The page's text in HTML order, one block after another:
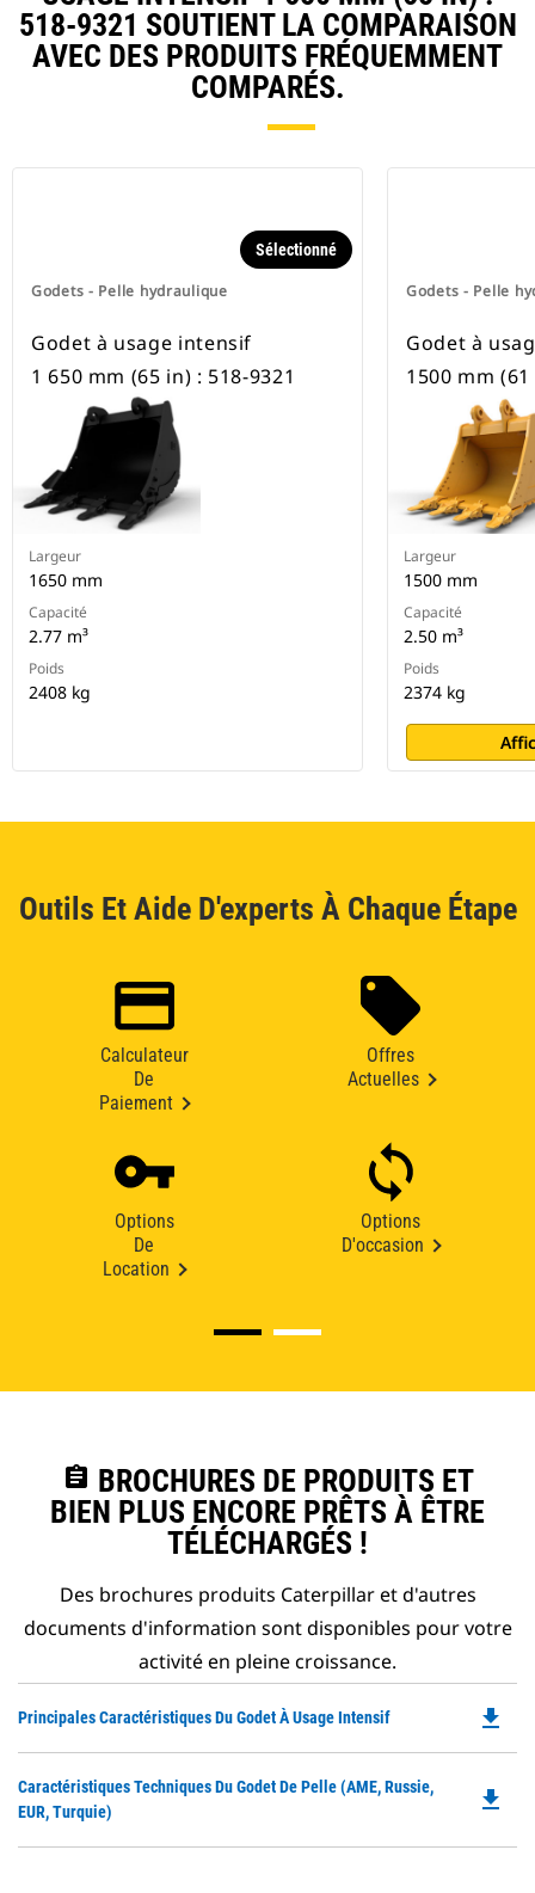
pneus.
518-9321 SOUTIENT LA COMPARAISON
AVEC DES PRODUITS FRÉQUEMMENT
COMPARÉS.
Godets - Pelle hydraulique
Sélectionné
Godet à usage intensif
1 650 mm (65 in) : 518-9321
Largeur
1650 mm
Capacité
2.77 m³
Poids
2408 kg
Godets - Pelle
Godet à
1500 mm
Largeur
1500 mm
Capacité
2.50 m³
Poids
2374 kg
Outils Et Aide D'experts À Chaque Étape
Calculateur
De
Paiement
Offres
Actuelles
Options
De
Location
Options
D'occasion
assignment BROCHURES DE PRODUITS ET
BIEN PLUS ENCORE PRÊTS À ÊTRE
TÉLÉCHARGÉS !
Des brochures produits Caterpillar et d'autres
documents d'information sont disponibles pour votre
activité en pleine croissance.
Principales Caractéristiques Du Godet À Usage Intensif file_download
Caractéristiques Techniques Du Godet De Pelle (AME, Russie,
EUR, Turquie)
file_download